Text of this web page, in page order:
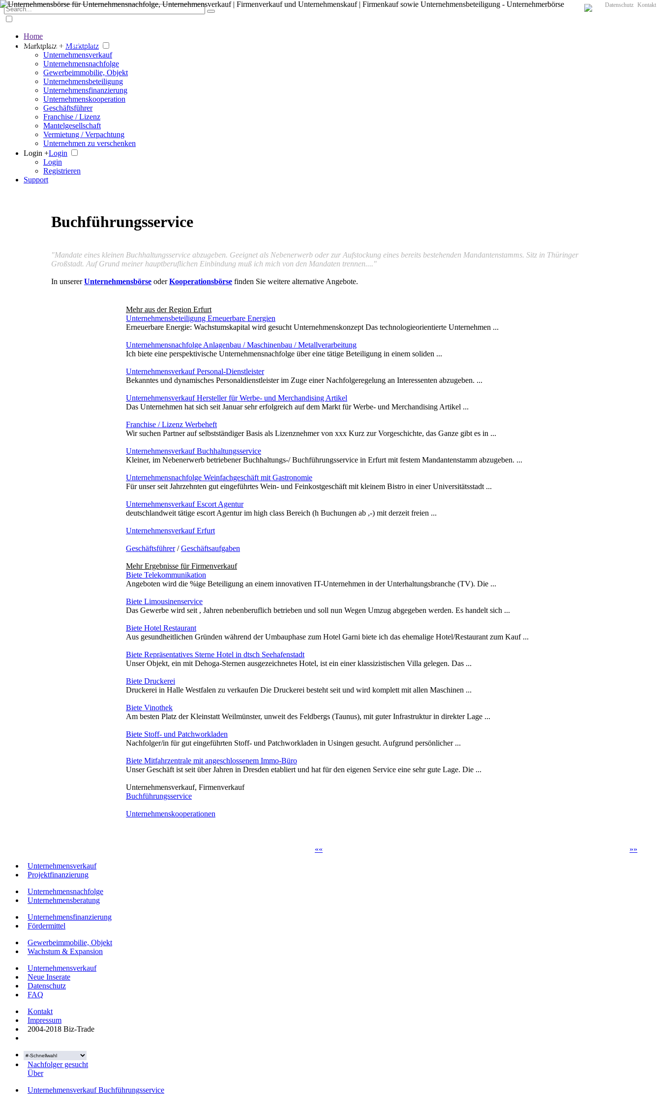
Der große Marktplatz für Unternehmen
Datenschutz Kontakt
Home
Marktplatz + Marktplatz
Unternehmensverkauf
Unternehmensnachfolge
Gewerbeimmobilie, Objekt
Unternehmensbeteiligung
Unternehmensfinanzierung
Unternehmenskooperation
Geschäftsführer
Franchise / Lizenz
Mantelgesellschaft
Vermietung / Verpachtung
Unternehmen zu verschenken
Login +Login
Login
Registrieren
Support
Buchführungsservice
"Mandate eines kleinen Buchhaltungsservice abzugeben. Geeignet als Nebenerwerb oder zur Aufstockung eines bereits bestehenden Mandantenstamms. Sitz in Thüringer
Großstadt. Auf Grund meiner hauptberuflichen Einbindung muß ich mich von den Mandaten trennen...."
In unsererUnternehmensbörse oderKooperationsbörse finden Sie weitere alternative Angebote.
Mehr aus der Region Erfurt
Unternehmensbeteiligung Erneuerbare Energien
Erneuerbare Energie: Wachstumskapital wird gesucht Unternehmenskonzept Das technologieorientierte Unternehmen ...
Unternehmensnachfolge Anlagenbau / Maschinenbau / Metallverarbeitung
Ich biete eine perspektivische Unternehmensnachfolge über eine tätige Beteiligung in einem soliden ...
Unternehmensverkauf Personal-Dienstleister
Bekanntes und dynamisches Personaldienstleister im Zuge einer Nachfolgeregelung an Interessenten abzugeben. ...
Unternehmensverkauf Hersteller für Werbe- und Merchandising Artikel
Das Unternehmen hat sich seit Januar sehr erfolgreich auf dem Markt für Werbe- und Merchandising Artikel ...
Franchise / Lizenz Werbeheft
Wir suchen Partner auf selbstständiger Basis als Lizenznehmer von xxx Kurz zur Vorgeschichte, das Ganze gibt es in ...
Unternehmensverkauf Buchhaltungsservice
Kleiner, im Nebenerwerb betriebener Buchhaltungs-/ Buchführungsservice in Erfurt mit festem Mandantenstamm abzugeben. ...
Unternehmensnachfolge Weinfachgeschäft mit Gastronomie
Für unser seit Jahrzehnten gut eingeführtes Wein- und Feinkostgeschäft mit kleinem Bistro in einer Universitätsstadt ...
Unternehmensverkauf Escort Agentur
deutschlandweit tätige escort Agentur im high class Bereich (h Buchungen ab ,-) mit derzeit freien ...
Unternehmensverkauf Erfurt
Geschäftsführer/Geschäftsaufgaben
Mehr Ergebnisse fürFirmenverkauf
Biete Telekommunikation
Angeboten wird die %ige Beteiligung an einem innovativen IT-Unternehmen in der Unterhaltungsbranche (TV). Die ...
Biete Limousinenservice
Das Gewerbe wird seit , Jahren nebenberuflich betrieben und soll nun Wegen Umzug abgegeben werden. Es handelt sich ...
Biete Hotel Restaurant
Aus gesundheitlichen Gründen während der Umbauphase zum Hotel Garni biete ich das ehemalige Hotel/Restaurant zum Kauf ...
Biete Repräsentatives Sterne Hotel in dtsch Seehafenstadt
Unser Objekt, ein mit Dehoga-Sternen ausgezeichnetes Hotel, ist ein einer klassizistischen Villa gelegen. Das ...
Biete Druckerei
Druckerei in Halle Westfalen zu verkaufen Die Druckerei besteht seit und wird komplett mit allen Maschinen ...
Biete Vinothek
Am besten Platz der Kleinstatt Weilmünster, unweit des Feldbergs (Taunus), mit guter Infrastruktur in direkter Lage ...
Biete Stoff- und Patchworkladen
Nachfolger/in für gut eingeführten Stoff- und Patchworkladen in Usingen gesucht. Aufgrund persönlicher ...
Biete Mitfahrzentrale mit angeschlossenem Immo-Büro
Unser Geschäft ist seit über Jahren in Dresden etabliert und hat für den eigenen Service eine sehr gute Lage. Die ...
Unternehmensverkauf, Firmenverkauf
Buchführungsservice
Unternehmenskooperationen
»»
««
Unternehmensverkauf
Projektfinanzierung
Unternehmensnachfolge
Unternehmensberatung
Unternehmensfinanzierung
Fördermittel
Gewerbeimmobilie, Objekt
Wachstum & Expansion
Unternehmensverkauf
Neue Inserate
Datenschutz
FAQ
Kontakt
Impressum
2004-2018 Biz-Trade
Nachfolger gesucht
Über
Unternehmensverkauf Buchführungsservice